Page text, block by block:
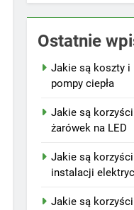
Ostatnie
Jakie są koszty
pompy ciepła
Jakie są
żarówek na LED
Jakie są
instalacji
Jakie są